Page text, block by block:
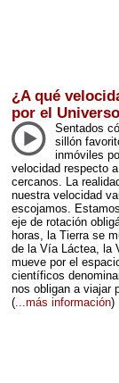
¿A qué
por el
Sentados
sillón
inmóviles
velocidad respecto
cercanos. La
nuestra velocidad
escojamos.
eje de rotación
horas, la Tierra se
de la Vía Láctea, la
mueve por el
científicos
nos obligan a viajar
(...más información)